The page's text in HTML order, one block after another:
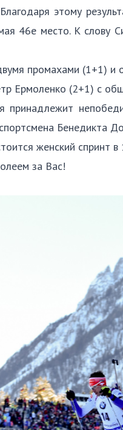
этому
46е место. К слову
промахами (1+1)
Ермоленко (2+1) с
принадлежит
Бенедикта
женский спринт
за Вас!